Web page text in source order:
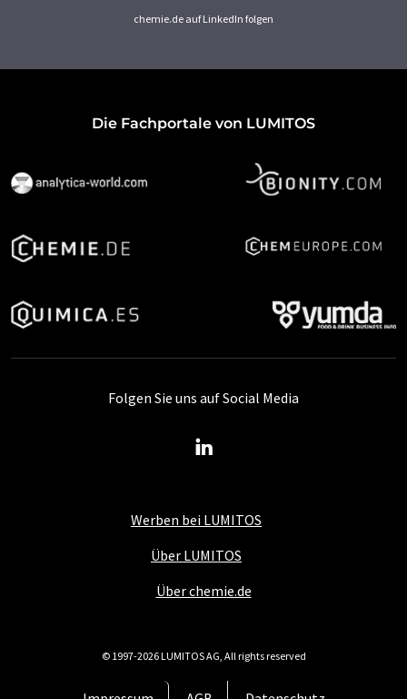
chemie.de auf LinkedIn folgen
Die Fachportale von LUMITOS
Werben bei LUMITOS
Über LUMITOS
Über chemie.de
Folgen Sie uns auf Social Media
© 1997-2026 LUMITOS AG, All rights reserved